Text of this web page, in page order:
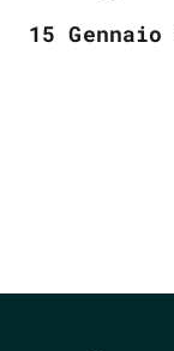
15